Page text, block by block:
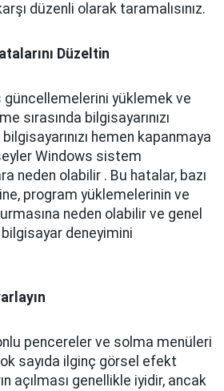
düzenli olarak taramalısınız.
Düzeltin
güncellemelerini yüklemek ve
sırasında bilgisayarınızı
hemen kapanmaya
Windows sistem
neden olabilir . Bu hatalar, bazı
program yüklemelerinin ve
neden olabilir ve genel
deneyimini
pencereler ve solma menüleri
sayıda ilginç görsel efekt
açılması genellikle iyidir, ancak